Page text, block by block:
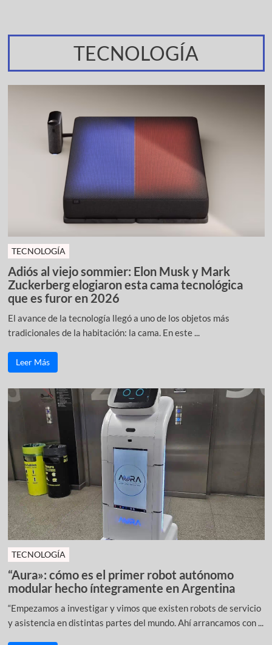
TECNOLOGÍA
TECNOLOGÍA
Adiós al viejo sommier: Elon Musk y Mark
Zuckerberg elogiaron esta cama tecnológica
que es furor en 2026
El avance de la tecnología llegó a uno de los objetos más
tradicionales de la habitación: la cama. En este ...
Leer Más
TECNOLOGÍA
“Aura»: cómo es el primer robot autónomo
modular hecho íntegramente en Argentina
“Empezamos a investigar y vimos que existen robots de servicio
y asistencia en distintas partes del mundo. Ahí arrancamos con ...